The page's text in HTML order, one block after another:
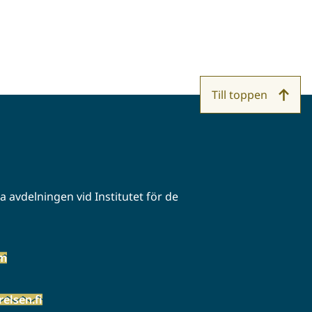
avdelningen vid Institutet för de
Till toppen